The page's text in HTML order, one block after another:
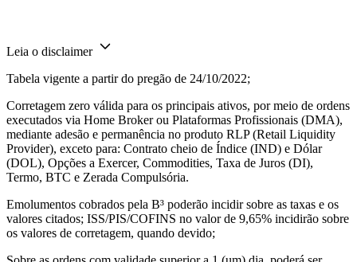
Leia o disclaimer
Tabela vigente a partir do pregão de 24/10/2022;
Corretagem zero válida para os principais ativos, por meio de ordens
executados via Home Broker ou Plataformas Profissionais (DMA),
mediante adesão e permanência no produto RLP (Retail Liquidity
Provider), exceto para: Contrato cheio de Índice (IND) e Dólar
(DOL), Opções a Exercer, Commodities, Taxa de Juros (DI),
Termo, BTC e Zerada Compulsória.
Emolumentos cobrados pela B³ poderão incidir sobre as taxas e os
valores citados; ISS/PIS/COFINS no valor de 9,65% incidirão sobre
os valores de corretagem, quando devido;